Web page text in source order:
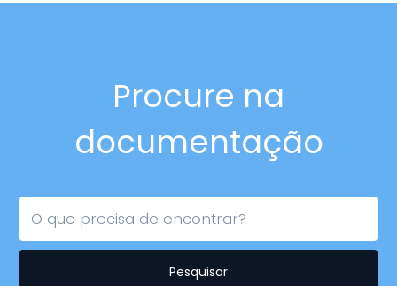
Procure na
documentação
Pesquisar